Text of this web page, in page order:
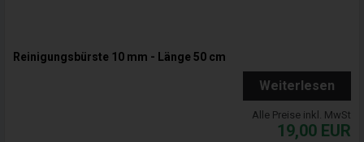
Reinigungsbürste 10 mm - Länge 50 cm
Weiterlesen
Alle Preise inkl. MwSt
19,00 EUR